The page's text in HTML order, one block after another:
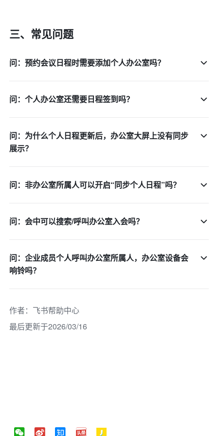
三、常见问题
问：预约会议日程时需要添加个人办公室吗？
问：个人办公室还需要日程签到吗？
问：为什么个人日程更新后，办公室大屏上没有同步
展示？
问：非办公室所属人可以开启“同步个人日程”吗？
问：会中可以搜索/呼叫办公室入会吗？
问：企业成员个人呼叫办公室所属人，办公室设备会
响铃吗？
作者： 飞书帮助中心
最后更新于2026/03/16